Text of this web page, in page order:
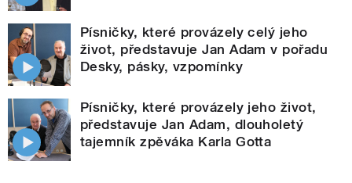
Písničky, které provázely celý jeho
život, představuje Jan Adam v pořadu
Desky, pásky, vzpomínky
Písničky, které provázely jeho život,
představuje Jan Adam, dlouholetý
tajemník zpěváka Karla Gotta